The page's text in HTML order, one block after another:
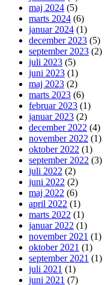
maj 2024 (5)
marts 2024 (6)
januar 2024 (1)
december 2023 (5)
september 2023 (2)
juli 2023 (5)
juni 2023 (1)
maj 2023 (2)
marts 2023 (6)
februar 2023 (1)
januar 2023 (2)
december 2022 (4)
november 2022 (1)
oktober 2022 (1)
september 2022 (3)
juli 2022 (2)
juni 2022 (2)
maj 2022 (6)
april 2022 (1)
marts 2022 (1)
januar 2022 (1)
november 2021 (1)
oktober 2021 (1)
september 2021 (1)
juli 2021 (1)
juni 2021 (7)